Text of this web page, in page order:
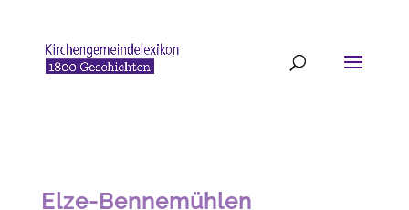
Elze-Bennemühlen